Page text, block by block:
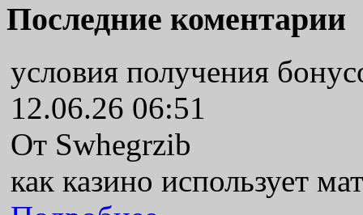
Последние коментарии
условия получения
12.06.26 06:51
От Swhegrzib
как казино использует